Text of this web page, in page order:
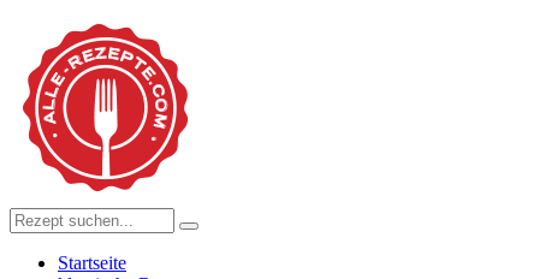
Startseite